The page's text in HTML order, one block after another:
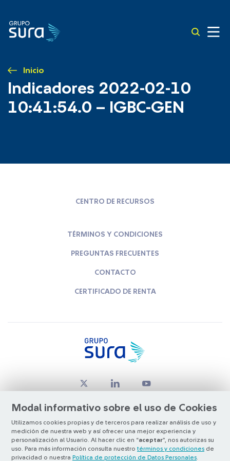
Inicio
Indicadores 2022-02-10
10:41:54.0 – IGBC-GEN
Modal informativo sobre el uso de Cookies
Utilizamos cookies propias y de terceros para realizar análisis de uso y
medición de nuestra web y así ofrecer una mejor experiencia y
personalización al Usuario. Al hacer clic en “aceptar”, nos autorizas su
uso. Para más información consulta nuestro términos y condiciones de
privacidad o nuestra Política de protección de Datos Personales
CENTRO DE RECURSOS
TÉRMINOS Y CONDICIONES
PREGUNTAS FRECUENTES
CONTACTO
CERTIFICADO DE RENTA
© Copyright Grupo SURA 2026